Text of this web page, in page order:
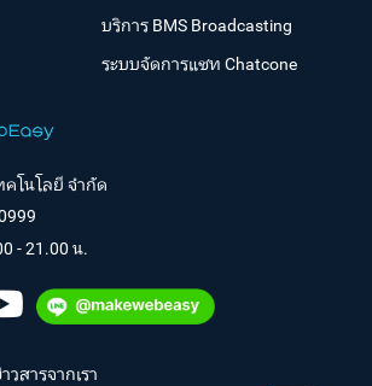
บริการ BMS Broadcasting
ระบบจัดการแชท Chatcone
โนโลยี จำกัด
- 21.00 น.
วสารจากเรา